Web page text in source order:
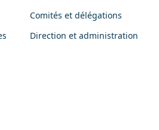
Comités et délégations
Direction et administration